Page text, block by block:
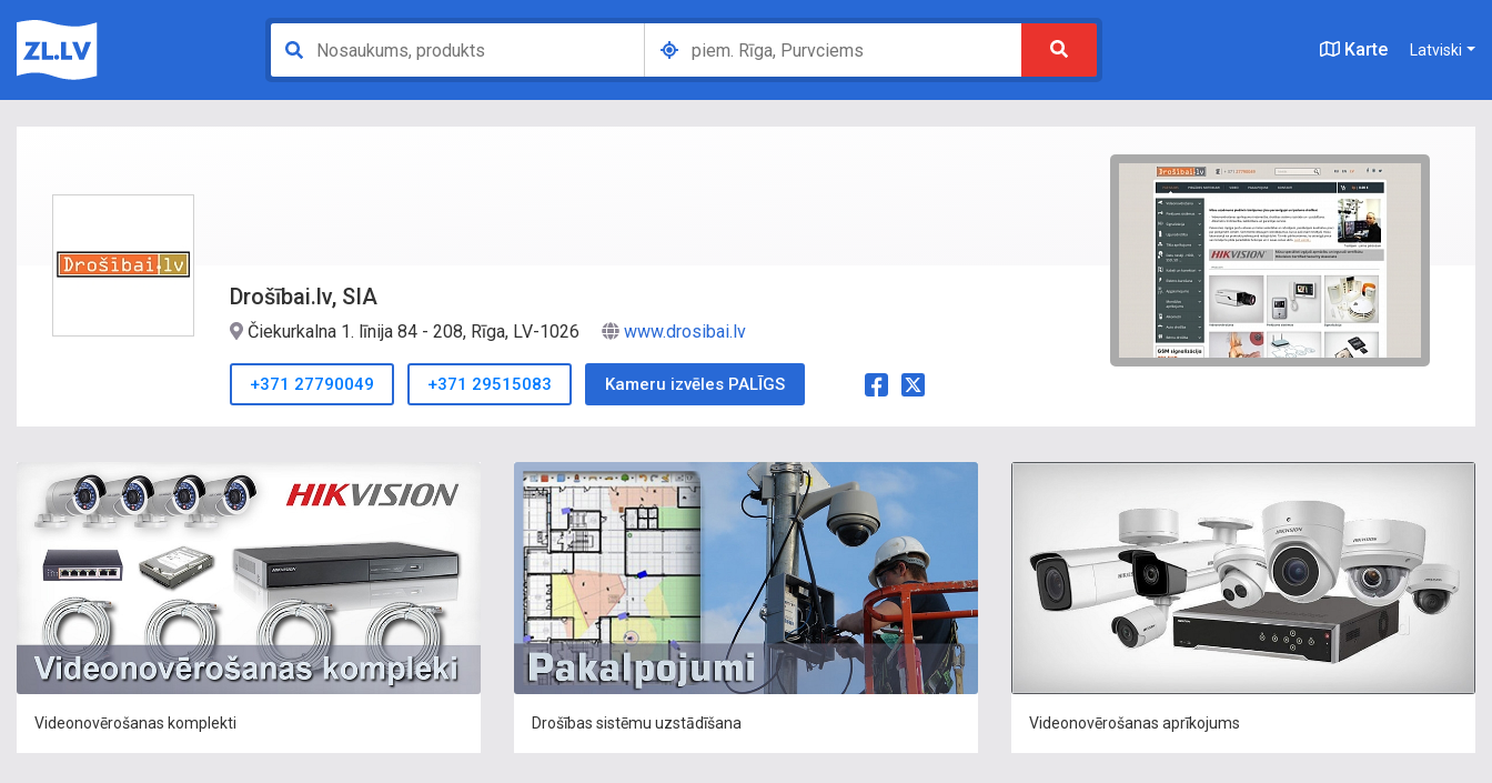
Karte Latviski
Drošībai.lv, SIA
Čiekurkalna 1. līnija 84 - 208, Rīga, LV-1026 www.drosibai.lv
+371 27790049 +371 29515083 Kameru izvēles PALĪGS
Videonovērošanas komplekti Drošības sistēmu uzstādīšana Videonovērošanas aprīkojums